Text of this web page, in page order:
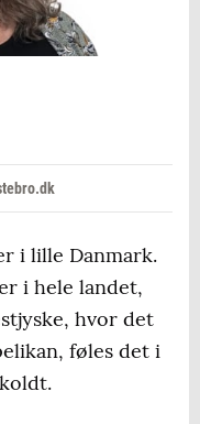
i lille Danmark.
i hele landet,
hvor det
føles det i